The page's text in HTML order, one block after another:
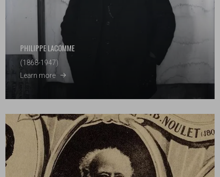
PHILIPPE LACOMME
(1868-1947)
Learn more